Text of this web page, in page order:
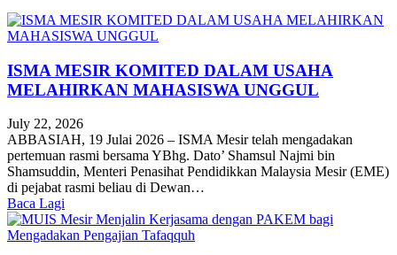
ISMA MESIR KOMITED DALAM USAHA
MELAHIRKAN MAHASISWA UNGGUL
July 22, 2026
ABBASIAH, 19 Julai 2026 – ISMA Mesir telah mengadakan
pertemuan rasmi bersama YBhg. Dato’ Shamsul Najmi bin
Shamsuddin, Menteri Penasihat Pendidikkan Malaysia Mesir (EME)
di pejabat rasmi beliau di Dewan…
Baca Lagi